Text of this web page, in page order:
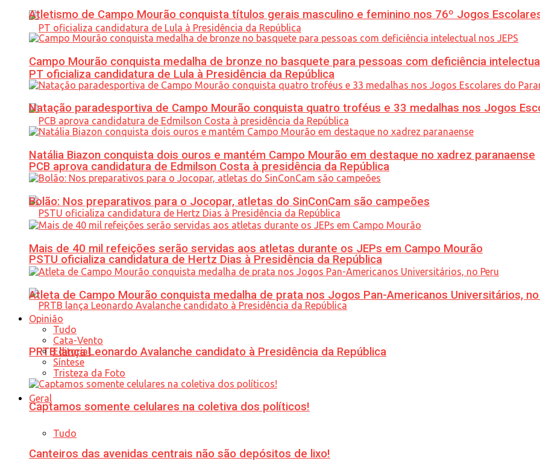
PT oficializa candidatura de Lula à Presidência da República
PCB aprova candidatura de Edmilson Costa à presidência da República
PSTU oficializa candidatura de Hertz Dias à Presidência da República
PRTB lança Leonardo Avalanche candidato à Presidência da República
Geral
Tudo
Atletismo de Campo Mourão conquista títulos gerais masculino e feminino nos 76º Jogos
Campo Mourão conquista medalha de bronze no basquete para pessoas com deficiência
Natação paradesportiva de Campo Mourão conquista quatro troféus e 33 medalhas nos Jogos
Natália Biazon conquista dois ouros e mantém Campo Mourão em destaque no xadrez paranaense
Bolão: Nos preparativos para o Jocopar, atletas do SinConCam são campeões
Mais de 40 mil refeições serão servidas aos atletas durante os JEPs em Campo Mourão
Atleta de Campo Mourão conquista medalha de prata nos Jogos Pan-Americanos Universitários,
Opinião
Tudo
Cata-Vento
Editorial
Síntese
Tristeza da Foto
Captamos somente celulares na coletiva dos políticos!
Canteiros das avenidas centrais não são depósitos de lixo!